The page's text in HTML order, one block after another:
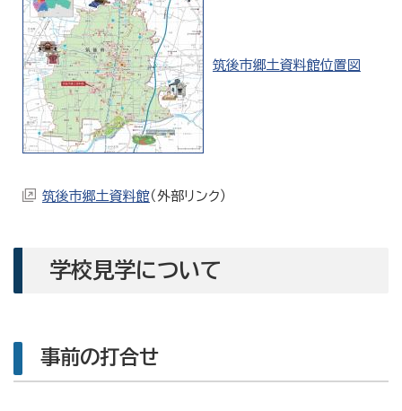
筑後市郷土資料館位置図
筑後市郷土資料館（外部リンク）
学校見学について
事前の打合せ